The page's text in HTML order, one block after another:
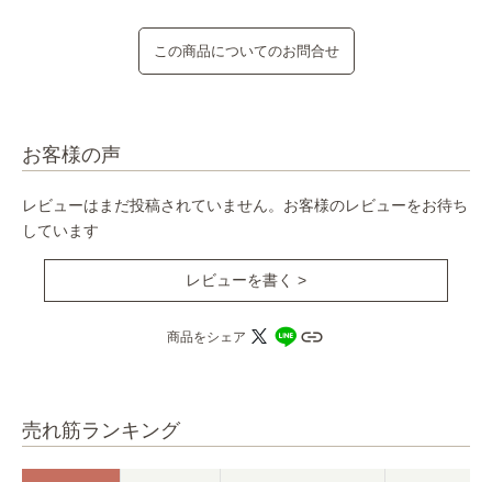
売れ筋ランキング
この商品についてのお問合せ
お客様の声
レビューはまだ投稿されていません。お客様のレビューをお待ち
しています
レビューを書く >
商品をシェア